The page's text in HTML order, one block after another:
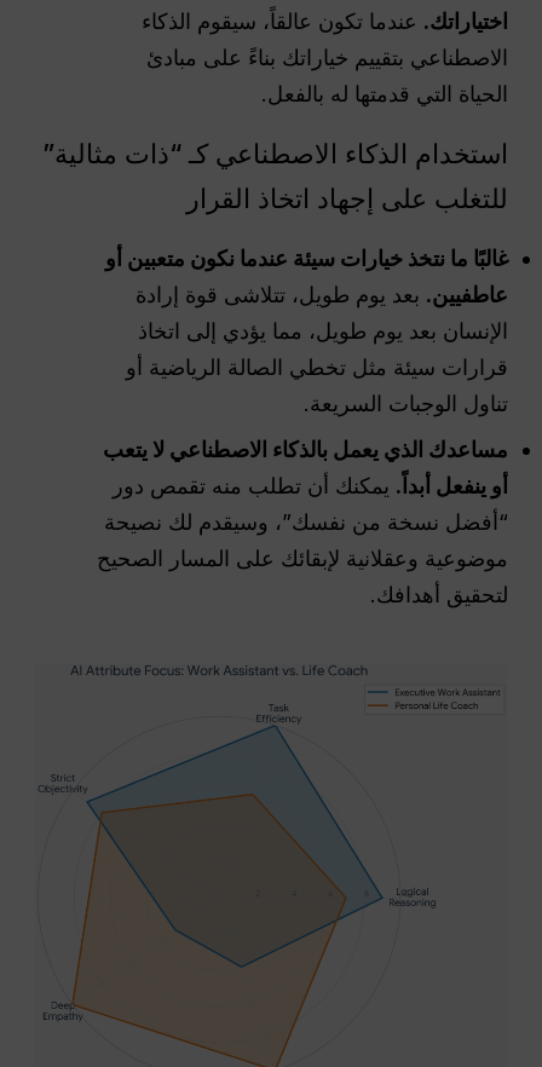
اختياراتك. عندما تكون عالقاً، سيقوم الذكاء
الاصطناعي بتقييم خياراتك بناءً على مبادئ
الحياة التي قدمتها له بالفعل.
استخدام الذكاء الاصطناعي كـ “ذات مثالية”
للتغلب على إجهاد اتخاذ القرار
غالبًا ما نتخذ خيارات سيئة عندما نكون متعبين أو
عاطفيين. بعد يوم طويل، تتلاشى قوة إرادة
الإنسان بعد يوم طويل، مما يؤدي إلى اتخاذ
قرارات سيئة مثل تخطي الصالة الرياضية أو
تناول الوجبات السريعة.
مساعدك الذي يعمل بالذكاء الاصطناعي لا يتعب
أو ينفعل أبداً. يمكنك أن تطلب منه تقمص دور
“أفضل نسخة من نفسك”، وسيقدم لك نصيحة
موضوعية وعقلانية لإبقائك على المسار الصحيح
لتحقيق أهدافك.